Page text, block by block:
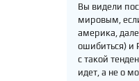
Вы видели
мировым,
америка,
ошибиться) и
с такой
идет, а не о